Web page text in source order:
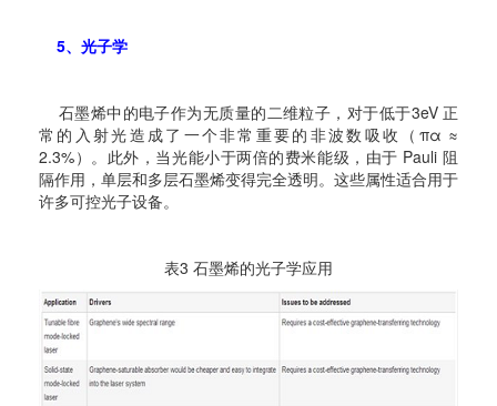
5、光子学
石墨烯中的电子作为无质量的二维粒子，对于低于3eV 正
常的入射光造成了一个非常重要的非波数吸收（πα ≈
2.3%）。此外，当光能小于两倍的费米能级，由于 Pauli 阻
隔作用，单层和多层石墨烯变得完全透明。这些属性适合用于
许多可控光子设备。
表3 石墨烯的光子学应用